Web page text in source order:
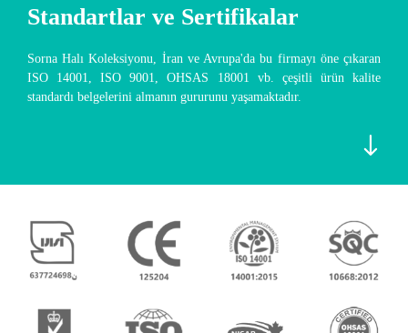
Standartlar ve Sertifikalar
Sorna Halı Koleksiyonu, İran ve Avrupa'da bu firmayı öne çıkaran
ISO 14001, ISO 9001, OHSAS 18001 vb. çeşitli ürün kalite
standardı belgelerini almanın gururunu yaşamaktadır.